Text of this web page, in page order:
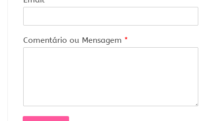
Comentário ou Mensagem *